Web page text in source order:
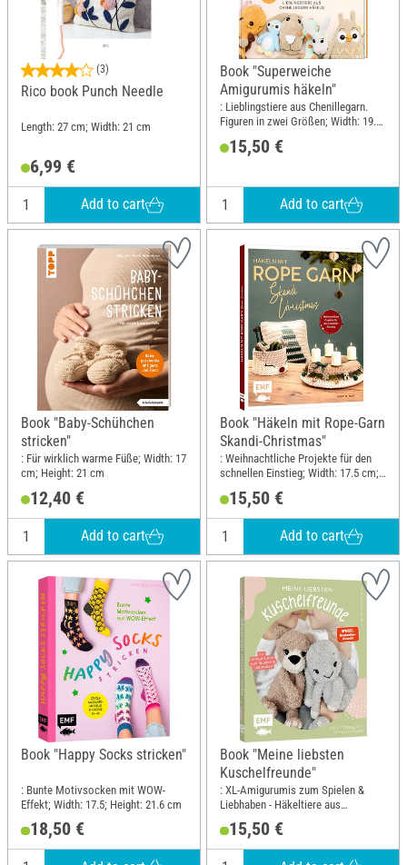
(3)
Rico book Punch Needle
Length: 27 cm; Width: 21 cm
6,99 €
Add to cart
Book "Superweiche
Amigurumis häkeln"
: Lieblingstiere aus Chenillegarn.
Figuren in zwei Größen; Width: 19.5
15,50 €
Add to cart
Book "Baby-Schühchen
stricken"
: Für wirklich warme Füße; Width: 17
cm; Height: 21 cm
12,40 €
Add to cart
Book "Häkeln mit Rope-Garn
Skandi-Christmas"
: Weihnachtliche Projekte für den
schnellen Einstieg; Width: 17.5 cm;
15,50 €
Add to cart
Book "Happy Socks stricken"
: Bunte Motivsocken mit WOW-
Effekt; Width: 17.5; Height: 21.6 cm
18,50 €
Book "Meine liebsten
Kuschelfreunde"
: XL-Amigurumis zum Spielen &
Liebhaben - Häkeltiere aus
Flauschgarn; Width: 17.5 cm;
Height: 21.6 cm
15,50 €